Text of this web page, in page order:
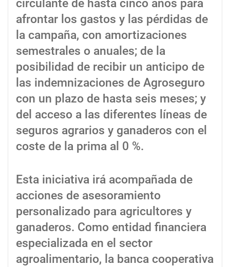
circulante de hasta cinco años para
afrontar los gastos y las pérdidas de
la campaña, con amortizaciones
semestrales o anuales; de la
posibilidad de recibir un anticipo de
las indemnizaciones de Agroseguro
con un plazo de hasta seis meses; y
del acceso a las diferentes líneas de
seguros agrarios y ganaderos con el
coste de la prima al 0 %.
Esta iniciativa irá acompañada de
acciones de asesoramiento
personalizado para agricultores y
ganaderos. Como entidad financiera
especializada en el sector
agroalimentario, la banca cooperativa